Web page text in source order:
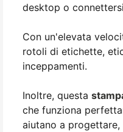
desktop o
Con un'elevata
rotoli di etichette,
inceppamenti.
Inoltre, questa
che funziona
aiutano a